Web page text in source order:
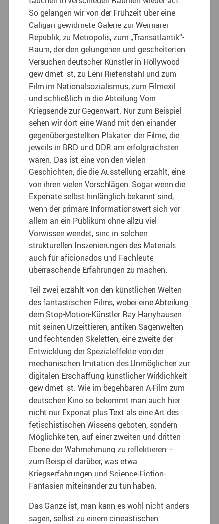
So gelangen wir von der Frühzeit über eine
Caligari gewidmete Galerie zur Weimarer
Republik, zu Metropolis, zum „Transatlantik“-
Raum, der den gelungenen und gescheiterten
Versuchen deutscher Künstler in Hollywood
gewidmet ist, zu Leni Riefenstahl und zum
Film im Nationalsozialismus, zum Filmexil
und schließlich in die Abteilung Vom
Kriegsende zur Gegenwart. Nur zum Beispiel
sehen wir dort eine Wand mit den einander
gegenübergestellten Plakaten der Filme, die
jeweils in BRD und DDR am erfolgreichsten
waren. Das ist eine von den vielen
Geschichten, die die Ausstellung erzählt, eine
von ihren vielen Vorschlägen. Sogar wenn die
Exponate selbst hinlänglich bekannt sind,
wenn der primäre Informationswert sich vor
allem an ein Publikum ohne allzu viel
Vorwissen wendet, sind in solchen
strukturellen Inszenierungen des Materials
auch für aficionados und Fachleute
überraschende Erfahrungen zu machen.
Teil zwei erzählt von den künstlichen Welten
des fantastischen Films, wobei eine Abteilung
dem Stop-Motion-Künstler Ray Harryhausen
mit seinen Urzeittieren, antiken Sagenwelten
und fechtenden Skeletten, eine zweite der
Entwicklung der Spezialeffekte von der
mechanischen Imitation des Unmöglichen zur
digitalen Erschaffung künstlicher Wirklichkeit
gewidmet ist. Wie im begehbaren A-Film zum
deutschen Kino so bekommt man auch hier
nicht nur Exponat plus Text als eine Art des
fetischistischen Wissens geboten, sondern
Möglichkeiten, auf einer zweiten und dritten
Ebene der Wahrnehmung zu reflektieren –
zum Beispiel darüber, was etwa
Kriegserfahrungen und Science-Fiction-
Fantasien miteinander zu tun haben.
Das Ganze ist, man kann es wohl nicht anders
sagen, selbst zu einem cineastischen